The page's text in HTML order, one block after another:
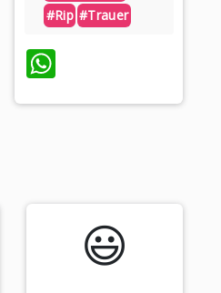
#rip #trauer
WhatsApp
😃️